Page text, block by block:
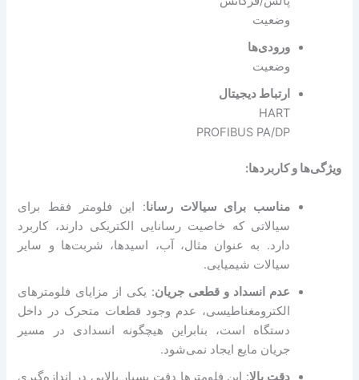
وضعیت
ورودی‌ها
وضعیت
ارتباط دیجیتال
HART
PROFIBUS PA/DP
ویژگی‌ها و کاربردها:
مناسب برای سیالات رسانا: این فلومتر فقط برای
سیالاتی که خاصیت رسانایی الکتریکی دارند، کاربرد
دارد. به عنوان مثال، آب، اسیدها، شربت‌ها و سایر
سیالات شیمیایی.
عدم انسداد و قطعی جریان: یکی از مزایای فلومترهای
الکترومغناطیسی، عدم وجود قطعات متحرک در داخل
دستگاه است، بنابراین هیچگونه انسدادی در مسیر
جریان مایع ایجاد نمی‌شود.
دقت بالا: این فلومترها دقت بسیار بالایی در اندازه‌گیری